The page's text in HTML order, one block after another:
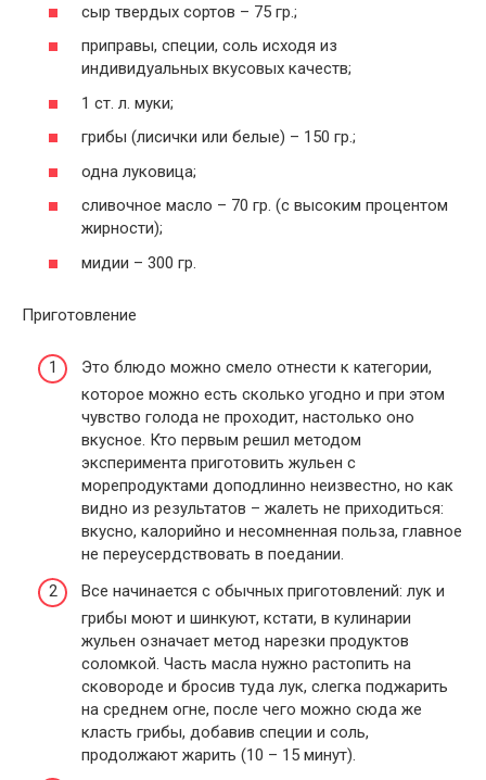
сыр твердых сортов – 75 гр.;
приправы, специи, соль исходя из
индивидуальных вкусовых качеств;
1 ст. л. муки;
грибы (лисички или белые) – 150 гр.;
одна луковица;
сливочное масло – 70 гр. (с высоким процентом
жирности);
мидии – 300 гр.
Приготовление
Это блюдо можно смело отнести к категории,
которое можно есть сколько угодно и при этом
чувство голода не проходит, настолько оно
вкусное. Кто первым решил методом
эксперимента приготовить жульен с
морепродуктами доподлинно неизвестно, но как
видно из результатов – жалеть не приходиться:
вкусно, калорийно и несомненная польза, главное
не переусердствовать в поедании.
Все начинается с обычных приготовлений: лук и
грибы моют и шинкуют, кстати, в кулинарии
жульен означает метод нарезки продуктов
соломкой. Часть масла нужно растопить на
сковороде и бросив туда лук, слегка поджарить
на среднем огне, после чего можно сюда же
класть грибы, добавив специи и соль,
продолжают жарить (10 – 15 минут).